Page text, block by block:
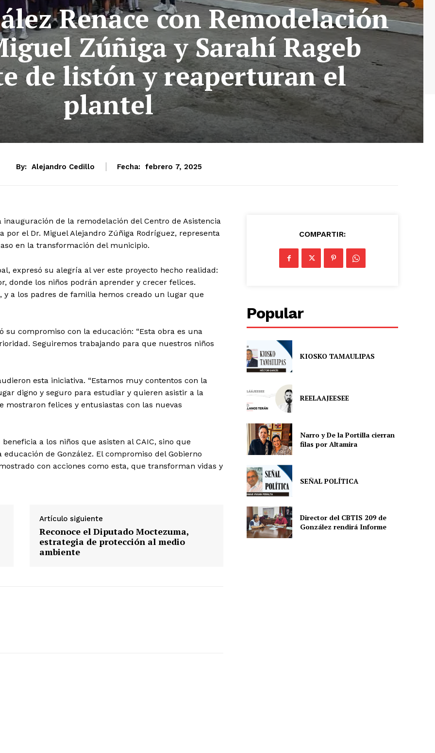
Renace con Remodelación
Zúñiga y Sarahí Rageb
de listón y reaperturan el
plantel
By: Alejandro Cedillo Fecha: febrero 7, 2025
de la remodelación del Centro de Asistencia
por el Dr. Miguel Alejandro Zúñiga Rodríguez, representa
en la transformación del municipio.
expresó su alegría al ver este proyecto hecho realidad:
donde los niños podrán aprender y crecer felices.
y a los padres de familia hemos creado un lugar que
su compromiso con la educación: “Esta obra es una
Seguiremos trabajando para que nuestros niños
esta iniciativa. “Estamos muy contentos con la
digno y seguro para estudiar y quieren asistir a la
mostraron felices y entusiastas con las nuevas
a los niños que asisten al CAIC, sino que
de González. El compromiso del Gobierno
con acciones como esta, que transforman vidas y
Artículo siguiente
Reconoce el Diputado Moctezuma,
estrategia de protección al medio
ambiente
COMPARTIR:
Popular
KIOSKO TAMAULIPAS
REELAAJEESEE
Narro y De la Portilla cierran
filas por Altamira
SEÑAL POLÍTICA
Director del CBTIS 209 de
González rendirá Informe